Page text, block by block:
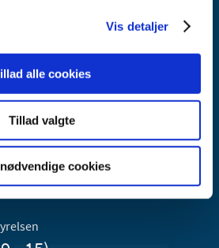
Vis detaljer
alle cookies
Tillad valgte
cookies
en del af